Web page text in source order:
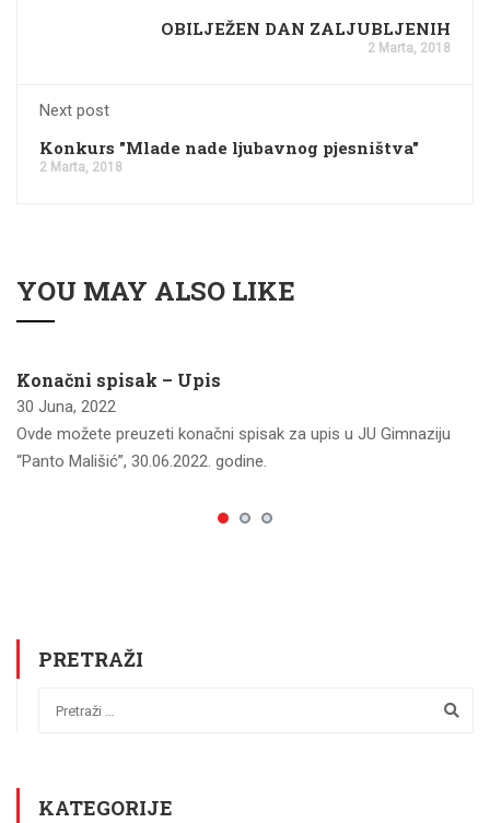
OBILJEŽEN DAN ZALJUBLJENIH
2 Marta, 2018
Next post
Konkurs "Mlade nade ljubavnog pjesništva"
2 Marta, 2018
YOU MAY ALSO LIKE
Konačni spisak – Upis
30 Juna, 2022
Ovde možete preuzeti konačni spisak za upis u JU Gimnaziju
“Panto Mališić”, 30.06.2022. godine.
PRETRAŽI
KATEGORIJE